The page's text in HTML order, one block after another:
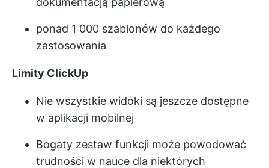
ponad 1 000 szablonów do każdego
zastosowania
Limity ClickUp
Nie wszystkie widoki są jeszcze dostępne
w aplikacji mobilnej
Bogaty zestaw funkcji może powodować
trudności w nauce dla niektórych